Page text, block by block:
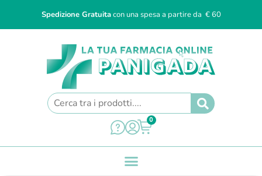
Spedizione Gratuitacon una spesa a partire da € 60
0